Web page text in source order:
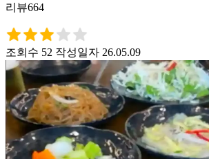
리뷰664
조회수 52 작성일자 26.05.09